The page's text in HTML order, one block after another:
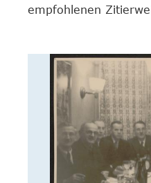
empfohlenen